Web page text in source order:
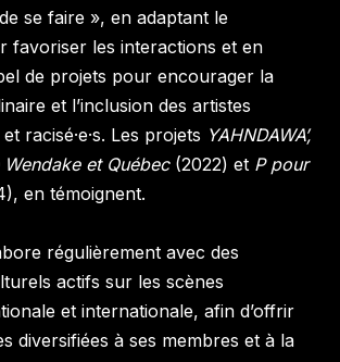
se faire », en adaptant le
favoriser les interactions et en
de projets pour encourager la
et l’inclusion des artistes
et racisé·e·s. Les projets YAHNDAWA’,
et Québec(2022) et P pour
en témoignent.
régulièrement avec des
actifs sur les scènes
et internationale, afin d’offrir
diversifiées à ses membres et à la